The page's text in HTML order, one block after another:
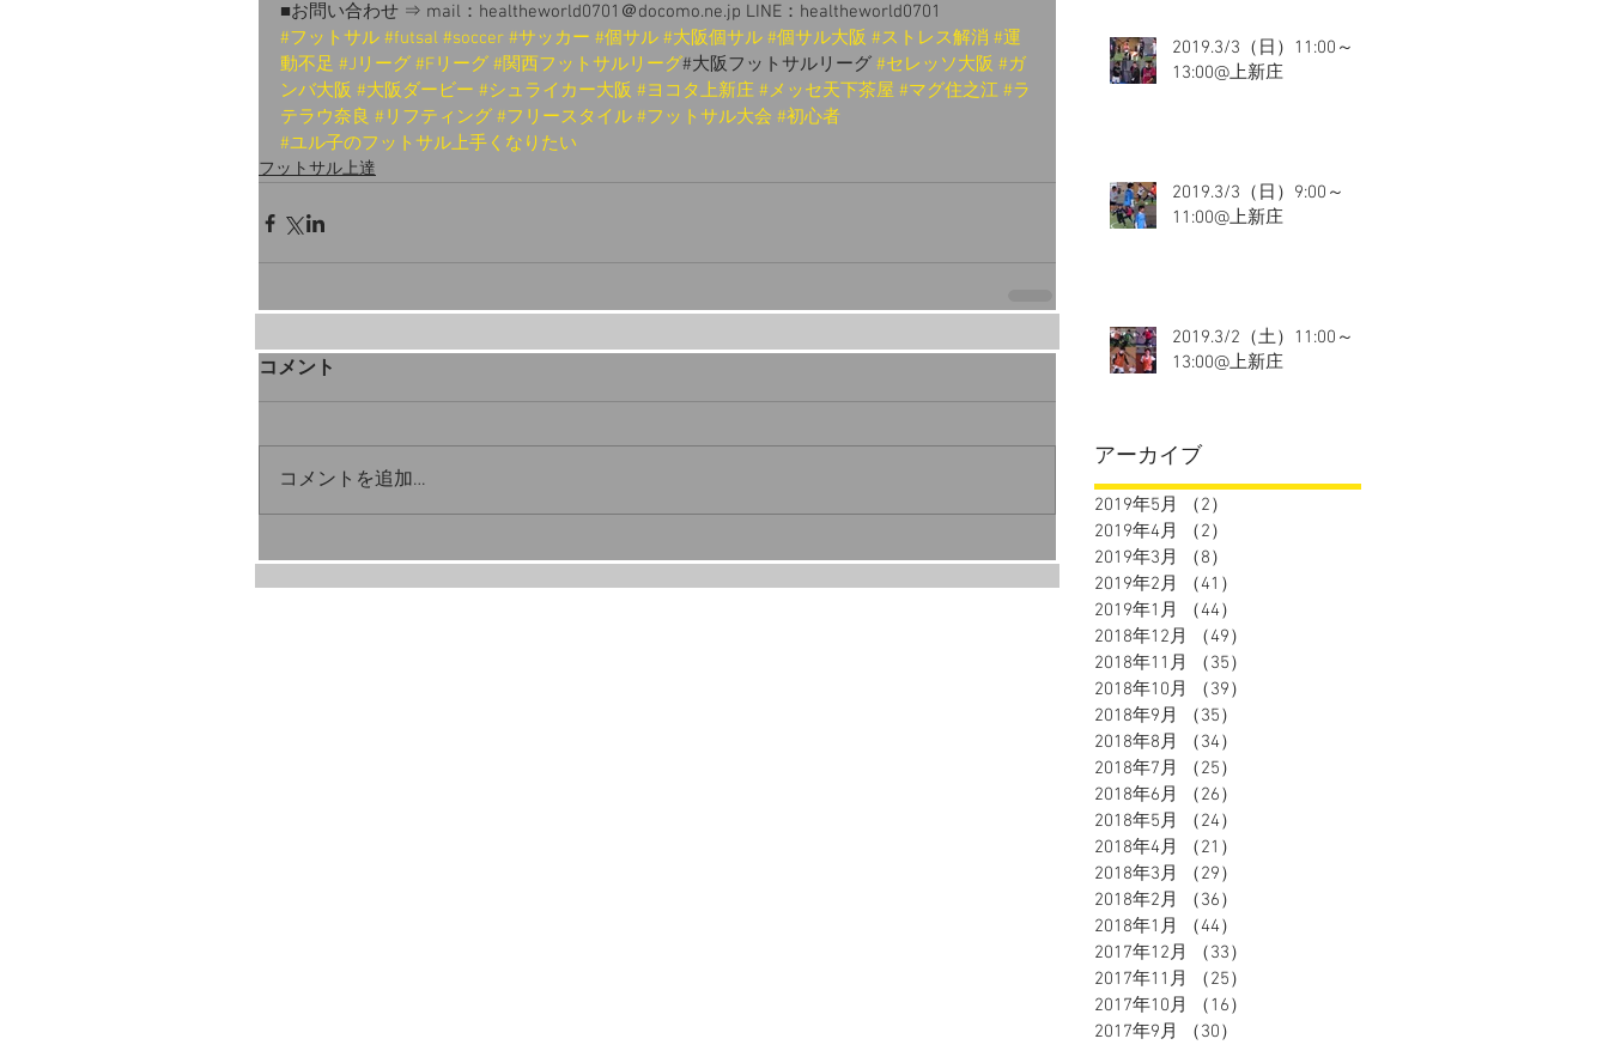
■お問い合わせ ⇒ mail：healtheworld0701＠docomo.ne.jp LINE：healtheworld0701
#フットサル #futsal #soccer #サッカー #個サル #大阪個サル #個サル大阪 #ストレス解消 #運
動不足 #Jリーグ #Fリーグ #関西フットサルリーグ#大阪フットサルリーグ #セレッソ大阪 #ガ
ンバ大阪 #大阪ダービー #シュライカー大阪 #ヨコタ上新庄 #メッセ天下茶屋 #マグ住之江 #ラ
テラウ奈良 #リフティング #フリースタイル #フットサル大会 #初心者
#ユル子のフットサル上手くなりたい
フットサル上達
コメント
コメントを追加…
2019.3/3（日）11:00～
13:00@上新庄
2019.3/3（日）9:00～
11:00@上新庄
2019.3/2（土）11:00～
13:00@上新庄
アーカイブ
2019年5月 （2）
2019年4月
（2）
2019年3月
（8）
2019年2月
（41）
2019年1月
（44）
2018年12月
（49）
2018年11月
（35）
2018年10月
（39）
2018年9月
（35）
2018年8月
（34）
2018年7月
（25）
2018年6月
（26）
2018年5月
（24）
2018年4月
（21）
2018年3月
（29）
2018年2月
（36）
2018年1月
（44）
2017年12月
（33）
2017年11月
（25）
2017年10月
（16）
2017年9月
（30）